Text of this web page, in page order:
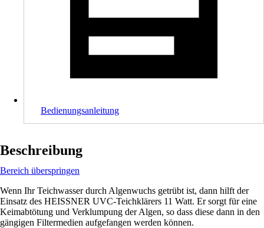
Bedienungsanleitung
Beschreibung
Bereich überspringen
Wenn Ihr Teichwasser durch Algenwuchs getrübt ist, dann hilft der
Einsatz des HEISSNER UVC-Teichklärers 11 Watt. Er sorgt für eine
Keimabtötung und Verklumpung der Algen, so dass diese dann in den
gängigen Filtermedien aufgefangen werden können.